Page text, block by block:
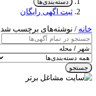
دسته‌بندی‌ها
ثبت اگهی رایگان
خانه / نوشته‌های برچسب شده
جستجو